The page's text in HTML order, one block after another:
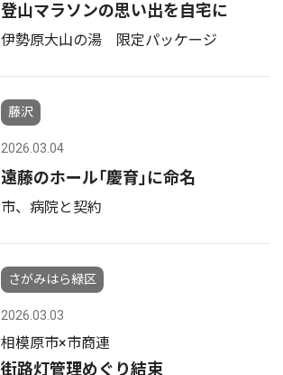
登山マラソンの思い出を自宅に
伊勢原大山の湯 限定パッケージ
藤沢
2026.03.04
遠藤のホール｢慶育｣に命名
市、病院と契約
さがみはら緑区
2026.03.03
相模原市×市商連
街路灯管理めぐり結束